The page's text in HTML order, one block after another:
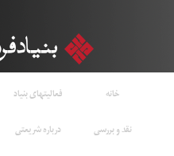
خانه فعالیتهای بنیاد
نقد و بررسی
درباره شریعتی